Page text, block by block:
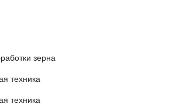
зерна
техника
техника